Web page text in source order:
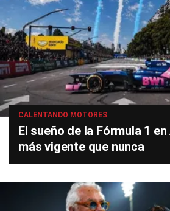
CALENTANDO MOTORES
El sueño de la Fórmula 1
más vigente que nunca